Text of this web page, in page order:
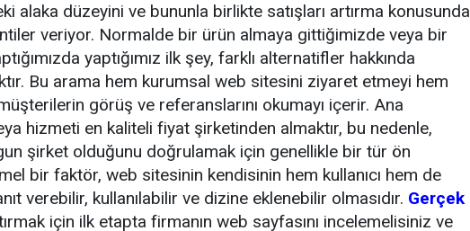
alaka düzeyini ve bununla birlikte satışları artırma konusunda
veriyor. Normalde bir ürün almaya gittiğimizde veya bir
yaptığımız ilk şey, farklı alternatifler hakkında
Bu arama hem kurumsal web sitesini ziyaret etmeyi hem
görüş ve referanslarını okumayı içerir. Ana
hizmeti en kaliteli fiyat şirketinden almaktır, bu nedenle,
şirket olduğunu doğrulamak için genellikle bir tür ön
bir faktör, web sitesinin kendisinin hem kullanıcı hem de
verebilir, kullanılabilir ve dizine eklenebilir olmasıdır. Gerçek
için ilk etapta firmanın web sayfasını incelemelisiniz ve